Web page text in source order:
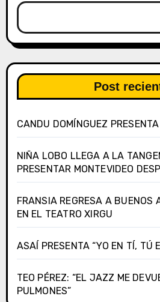
Post
CANDU DOMÍNGUEZ
NIÑA LOBO LLEGA A LA
PRESENTAR MONTEVIDEO
FRANSIA REGRESA A BUENOS
EN EL TEATRO XIRGU
ASAÍ PRESENTA “YO EN TÍ, TÚ
TEO PÉREZ: “EL JAZZ ME
PULMONES”